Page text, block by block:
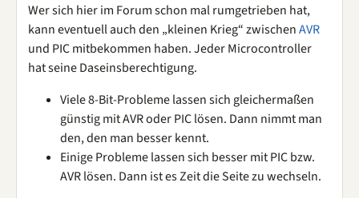
Wer sich hier im Forum schon mal rumgetrieben hat,
kann eventuell auch den „kleinen Krieg“ zwischenAVR
und PIC mitbekommen haben. Jeder Microcontroller
hat seine Daseinsberechtigung.
Viele 8-Bit-Probleme lassen sich gleichermaßen
günstig mit AVR oder PIC lösen. Dann nimmt man
den, den man besser kennt.
Einige Probleme lassen sich besser mit PIC bzw.
AVR lösen. Dann ist es Zeit die Seite zu wechseln.